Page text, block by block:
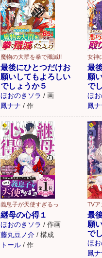
魔物の大群を拳で殲滅!!
最後にひとつだけお
願いしてもよろしい
でしょうか５
ほおのきソラ / 画
鳳ナナ / 作
女神
最
願
で
ほ
鳳
義息子が天使すぎるっ
継母の心得１
ほおのきソラ / 作画
藤丸豆ノ介 / 構成
トール / 作
TVア
最
願
で
ほ
鳳